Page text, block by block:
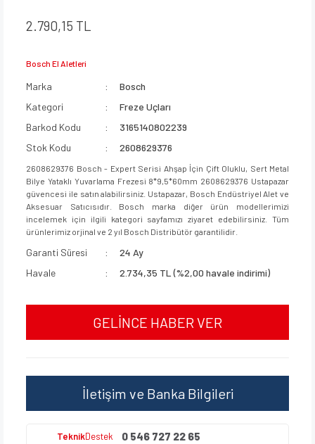
2.790,15 TL
Bosch El Aletleri
Marka
Bosch
Kategori
Freze Uçları
Barkod Kodu
3165140802239
Stok Kodu
2608629376
2608629376 Bosch - Expert Serisi Ahşap İçin Çift Oluklu, Sert Metal
Bilye Yataklı Yuvarlama Frezesi 8*9,5*60mm 2608629376 Ustapazar
güvencesi ile satın alabilirsiniz. Ustapazar, Bosch Endüstriyel Alet ve
Aksesuar Satıcısıdır. Bosch marka diğer ürün modellerimizi
incelemek için ilgili kategori sayfamızı ziyaret edebilirsiniz. Tüm
ürünlerimiz orjinal ve 2 yıl Bosch Distribütör garantilidir.
Garanti Süresi
24 Ay
Havale
2.734,35 TL (%2,00 havale indirimi)
GELİNCE HABER VER
İletişim ve Banka Bilgileri
TeknikDestek 0 546 727 22 65